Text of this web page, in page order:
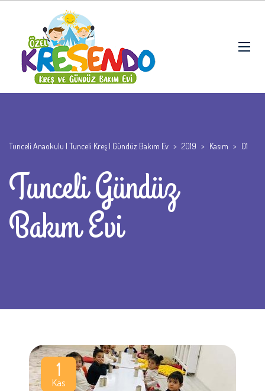
Tunceli Anaokulu | Tunceli Kreş | Gündüz Bakım Ev > 2019 > Kasım > 01
Tunceli Gündüz
Bakım Evi
1
Kas